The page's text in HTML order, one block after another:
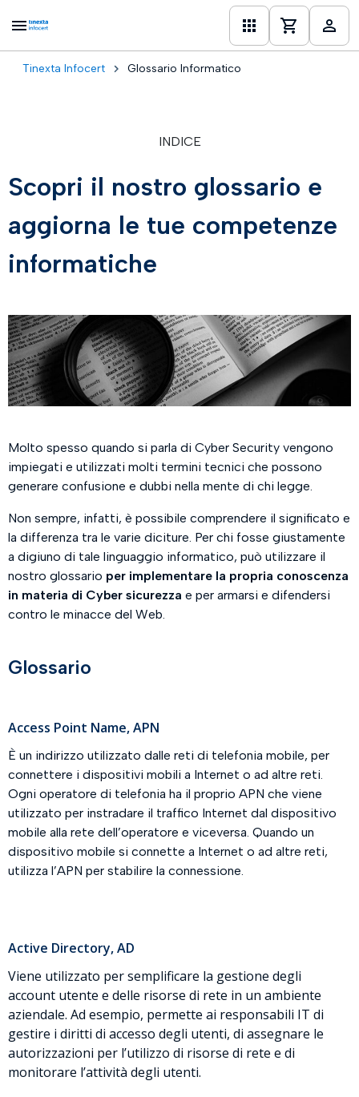
Tinexta Infocert Glossario Informatico
INDICE
Scopri il nostro glossario e
aggiorna le tue competenze
informatiche
Molto spesso quando si parla di Cyber Security vengono
impiegati e utilizzati molti termini tecnici che possono
generare confusione e dubbi nella mente di chi legge.
Non sempre, infatti, è possibile comprendere il significato e
la differenza tra le varie diciture. Per chi fosse giustamente
a digiuno di tale linguaggio informatico, può utilizzare il
nostro glossario per implementare la propria conoscenza
in materia di Cyber sicurezza e per armarsi e difendersi
contro le minacce del Web.
Glossario
Access Point Name, APN
È un indirizzo utilizzato dalle reti di telefonia mobile, per
connettere i dispositivi mobili a Internet o ad altre reti.
Ogni operatore di telefonia ha il proprio APN che viene
utilizzato per instradare il traffico Internet dal dispositivo
mobile alla rete dell’operatore e viceversa. Quando un
dispositivo mobile si connette a Internet o ad altre reti,
utilizza l’APN per stabilire la connessione.
Active Directory, AD
Viene utilizzato per semplificare la gestione degli
account utente e delle risorse di rete in un ambiente
aziendale. Ad esempio, permette ai responsabili IT di
gestire i diritti di accesso degli utenti, di assegnare le
autorizzazioni per l’utilizzo di risorse di rete e di
monitorare l’attività degli utenti.